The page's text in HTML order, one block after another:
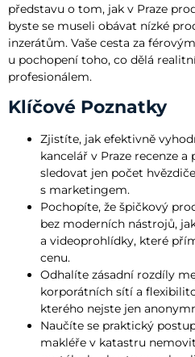
představu o tom, jak v Praze
byste se museli obávat nízké
inzerátům. Vaše cesta za
u pochopení toho, co dělá
profesionálem.
Klíčové Poznatky
Zjistíte, jak efektivně
kancelář v Praze recenze
sledovat jen počet
s marketingem.
Pochopíte, že špičkový
bez moderních nástrojů,
a videoprohlídky, které
cenu.
Odhalíte zásadní rozdíly
korporátních sítí a
kterého nejste jen
Naučíte se praktický
makléře v katastru